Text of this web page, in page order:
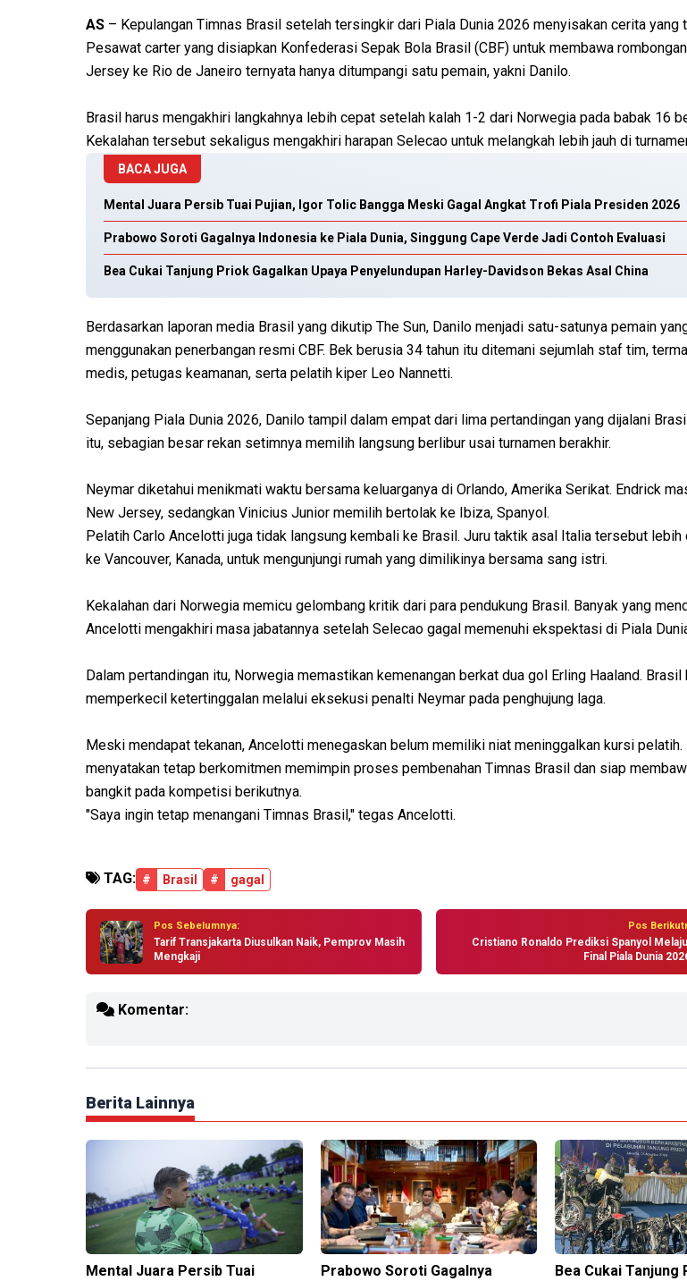
AS – Kepulangan Timnas Brasil setelah tersingkir dari Piala Dunia 2026 menyisakan cerita yang
Pesawat carter yang disiapkan Konfederasi Sepak Bola Brasil (CBF) untuk membawa
Jersey ke Rio de Janeiro ternyata hanya ditumpangi satu pemain, yakni Danilo.
Brasil harus mengakhiri langkahnya lebih cepat setelah kalah 1-2 dari Norwegia pada babak 16
Kekalahan tersebut sekaligus mengakhiri harapan Selecao untuk melangkah lebih jauh di
BACA JUGA
Mental Juara Persib Tuai Pujian, Igor Tolic Bangga Meski Gagal Angkat Trofi Piala Presiden 2026
Prabowo Soroti Gagalnya Indonesia ke Piala Dunia, Singgung Cape Verde Jadi Contoh Evaluasi
Bea Cukai Tanjung Priok Gagalkan Upaya Penyelundupan Harley-Davidson Bekas Asal China
Berdasarkan laporan media Brasil yang dikutip The Sun, Danilo menjadi satu-satunya pemain
menggunakan penerbangan resmi CBF. Bek berusia 34 tahun itu ditemani sejumlah staf tim,
medis, petugas keamanan, serta pelatih kiper Leo Nannetti.
Sepanjang Piala Dunia 2026, Danilo tampil dalam empat dari lima pertandingan yang dijalani
itu, sebagian besar rekan setimnya memilih langsung berlibur usai turnamen berakhir.
Neymar diketahui menikmati waktu bersama keluarganya di Orlando, Amerika Serikat. Endrick
New Jersey, sedangkan Vinicius Junior memilih bertolak ke Ibiza, Spanyol.
Pelatih Carlo Ancelotti juga tidak langsung kembali ke Brasil. Juru taktik asal Italia tersebut lebih
ke Vancouver, Kanada, untuk mengunjungi rumah yang dimilikinya bersama sang istri.
Kekalahan dari Norwegia memicu gelombang kritik dari para pendukung Brasil. Banyak yang
Ancelotti mengakhiri masa jabatannya setelah Selecao gagal memenuhi ekspektasi di Piala
Dalam pertandingan itu, Norwegia memastikan kemenangan berkat dua gol Erling Haaland. Brasil
memperkecil ketertinggalan melalui eksekusi penalti Neymar pada penghujung laga.
Meski mendapat tekanan, Ancelotti menegaskan belum memiliki niat meninggalkan kursi pelatih.
menyatakan tetap berkomitmen memimpin proses pembenahan Timnas Brasil dan siap
bangkit pada kompetisi berikutnya.
"Saya ingin tetap menangani Timnas Brasil," tegas Ancelotti.
TAG: # Brasil # gagal
Pos Sebelumnya:
Tarif Transjakarta Diusulkan Naik, Pemprov Masih
Mengkaji
Pos
Cristiano Ronaldo Prediksi Spanyol
Final Piala Dunia
Komentar:
Berita Lainnya
Mental Juara Persib Tuai
Prabowo Soroti Gagalnya
Bea Cukai Tanjung